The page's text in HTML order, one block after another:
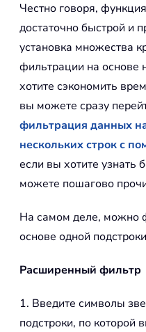
Честно говоря,
достаточно быстрой и
установка множества
фильтрации на основе
хотите сэкономить
вы можете сразу
фильтрация данных
нескольких строк с
если вы хотите
можете пошагово
На самом деле, можно
основе одной
Расширенный фильтр
1. Введите символы
подстроки, по которой